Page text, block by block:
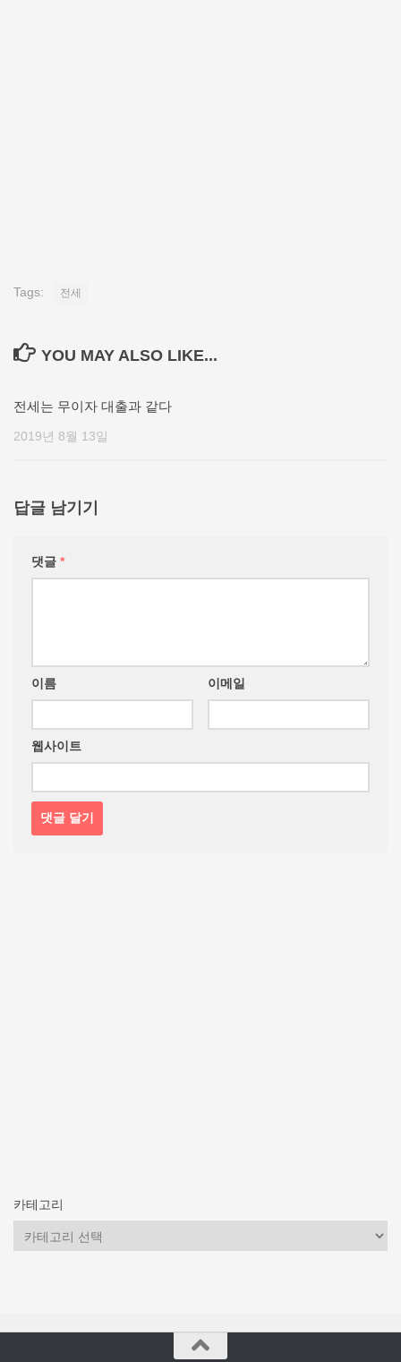
Tags: 전세
YOU MAY ALSO LIKE...
전세는 무이자 대출과 같다
2019년 8월 13일
답글 남기기
댓글 *
이름 이메일
웹사이트
카테고리
카
테